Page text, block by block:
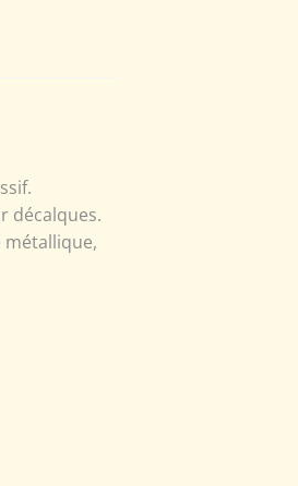
décalques.
métallique,